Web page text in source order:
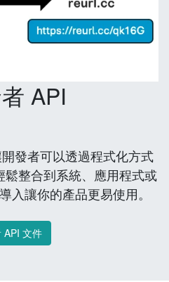
API
發者可以透過程式化方式
整合到系統、應用程式或
入讓你的產品更易使用。
API 文件